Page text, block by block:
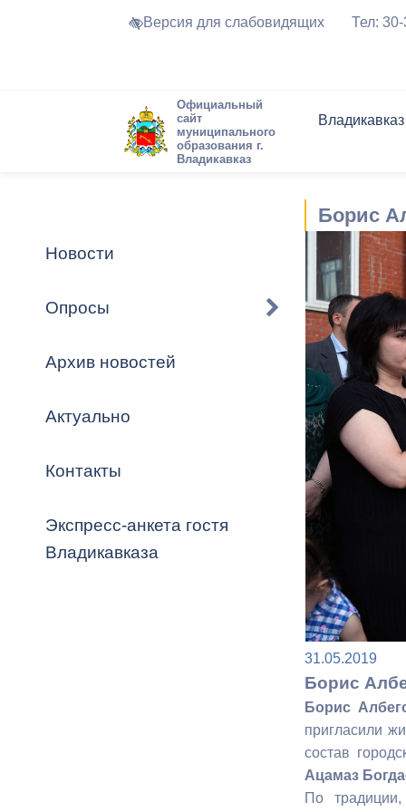
Версия для слабовидящих Тел:
Официальный
сайт
муниципального
образования г.
Владикавказ
Владикавказ
Устав
Города-
городского
Торги и
Программа
Формы
ОРВ и
Оценка
местного
Открытые
проверок
Обратная
Комиссии
График
Новостная
Актуально
Новости
Опросы
Архив новостей
Актуально
Контакты
Экспресс-анкета гостя
Владикавказа
Борис
31.05.2019
Борис
Борис
пригласили
состав
Ацамаз
По